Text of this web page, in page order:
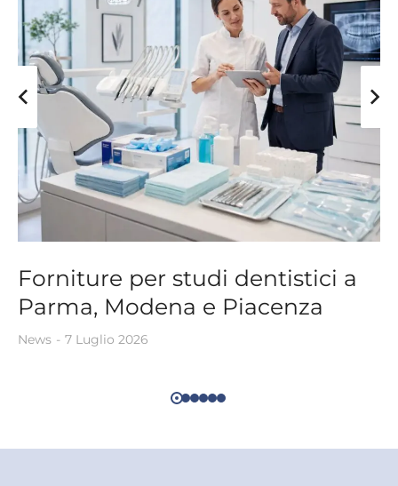
Forniture per studi dentistici a
Parma, Modena e Piacenza
News 7 Luglio 2026